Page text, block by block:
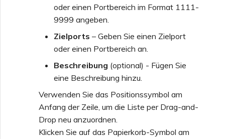
oder einen Portbereich im Format 1111-
9999 angeben.
Zielports – Geben Sie einen Zielport
oder einen Portbereich an.
Beschreibung (optional) - Fügen Sie
eine Beschreibung hinzu.
Verwenden Sie das Positionssymbol am
Anfang der Zeile, um die Liste per Drag-and-
Drop neu anzuordnen.
Klicken Sie auf das Papierkorb-Symbol am